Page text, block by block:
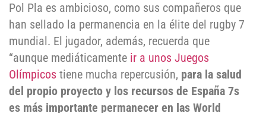
Pol Pla es ambicioso, como sus compañeros que
han sellado la permanencia en la élite del rugby 7
mundial. El jugador, además, recuerda que
“aunque mediáticamente ir a unos Juegos
Olímpicos tiene mucha repercusión, para la salud
del propio proyecto y los recursos de España 7s
es más importante permanecer en las World